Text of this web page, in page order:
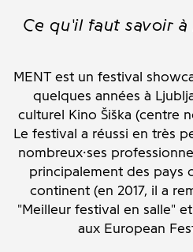
Ce qu'il faut savoir
MENT est un festival
quelques années à
culturel Kino Šiška (centre
Le festival a réussi en très
nombreux·ses
principalement des pays
continent (en 2017, il a
"Meilleur festival en salle"
aux European